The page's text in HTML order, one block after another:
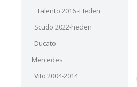
Talento 2016 -Heden
Scudo 2022-heden
Ducato
Mercedes
Vito 2004-2014